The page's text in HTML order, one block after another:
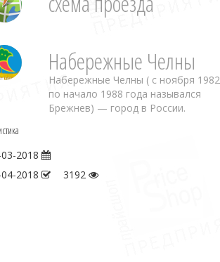
Набережные Челны
Набережные Челны ( с ноября 1982
по начало 1988 года назывался
Брежнев) — город в России.
2018
2018
3192